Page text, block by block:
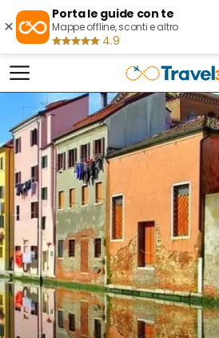
×
Porta le guide con te
Mappe offline, sconti e altro
4.9